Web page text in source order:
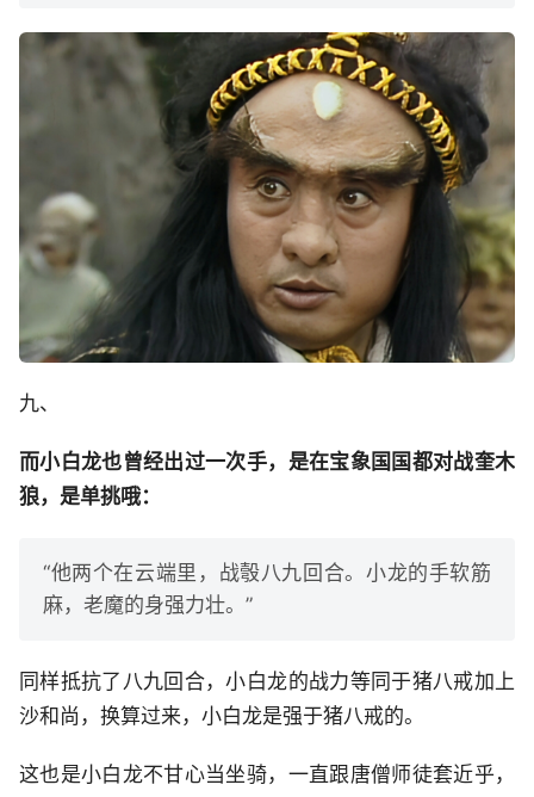
九、
而小白龙也曾经出过一次手，是在宝象国国都对战奎木
狼，是单挑哦：
“他两个在云端里，战彀八九回合。小龙的手软筋
麻，老魔的身强力壮。”
同样抵抗了八九回合，小白龙的战力等同于猪八戒加上
沙和尚，换算过来，小白龙是强于猪八戒的。
这也是小白龙不甘心当坐骑，一直跟唐僧师徒套近乎，